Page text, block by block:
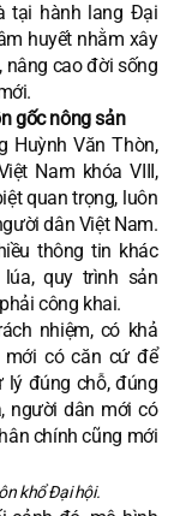
tại hành lang Đại
huyết nhằm xây
nâng cao đời sống
gốc nông sản
Huỳnh Văn Thòn,
Nam khóa VIII,
quan trọng, luôn
dân Việt Nam.
thông tin khác
quy trình sản
công khai.
nhiệm, có khả
mới có căn cứ để
lý đúng chỗ, đúng
người dân mới có
chính cũng mới
khổ Đại hội.